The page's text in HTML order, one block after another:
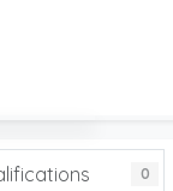
utiles
0